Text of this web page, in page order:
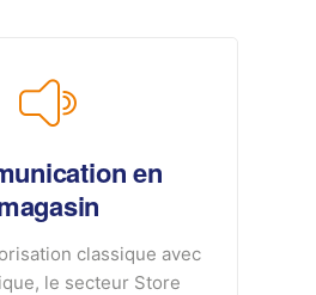
en
classique avec
le secteur Store